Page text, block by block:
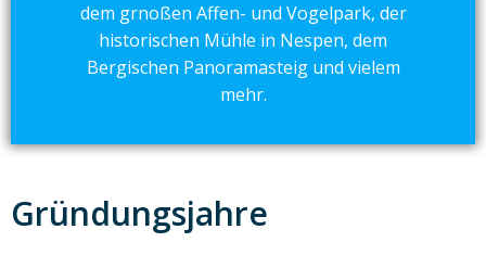
dem grnoßen Affen- und Vogelpark, der
historischen Mühle in Nespen, dem
Bergischen Panoramasteig und vielem
mehr.
Gründungsjahre